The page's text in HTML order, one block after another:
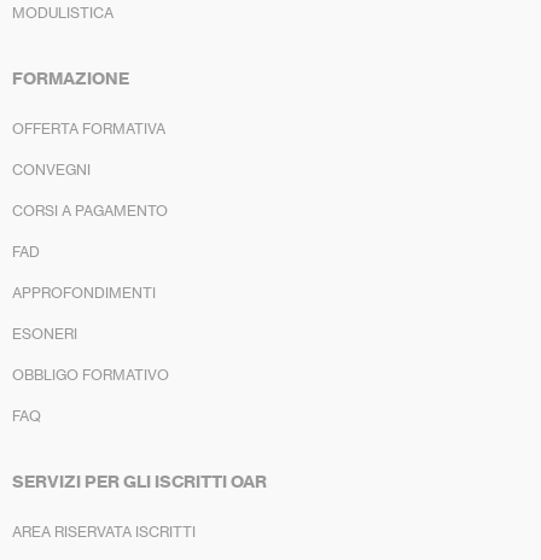
MODULISTICA
FORMAZIONE
OFFERTA FORMATIVA
CONVEGNI
CORSI A PAGAMENTO
FAD
APPROFONDIMENTI
ESONERI
OBBLIGO FORMATIVO
FAQ
SERVIZI PER GLI ISCRITTI OAR
AREA RISERVATA ISCRITTI